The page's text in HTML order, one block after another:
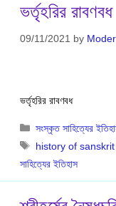
ভর্তৃহরির রাবণবধ
09/11/2021 by
ভর্তৃহরির রাবণবধ
Categories
সংস্কৃত সাহিত্যের
Tags
history of
সাহিত্যের ইতিহাস